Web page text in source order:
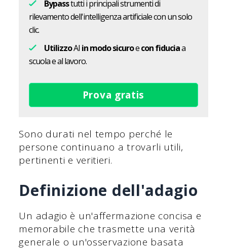
Bypasstutti i principali strumenti di
rilevamento dell'intelligenza artificiale con un solo
clic.
UtilizzoAI in modo sicuroecon fiduciaa
scuola e al lavoro.
Prova gratis
Sono durati nel tempo perché le
persone continuano a trovarli utili,
pertinenti e veritieri.
Definizione dell'adagio
Un adagio è un'affermazione concisa e
memorabile che trasmette una verità
generale o un'osservazione basata